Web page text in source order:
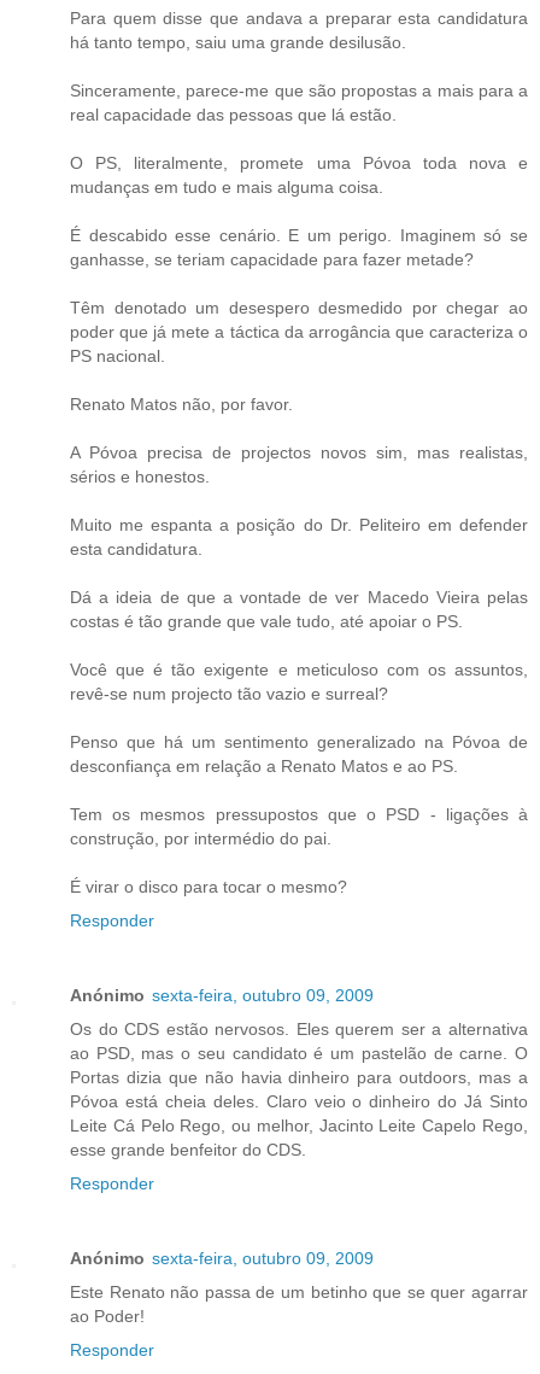
Para quem disse que andava a preparar esta candidatura
há tanto tempo, saiu uma grande desilusão.
Sinceramente, parece-me que são propostas a mais para a
real capacidade das pessoas que lá estão.
O PS, literalmente, promete uma Póvoa toda nova e
mudanças em tudo e mais alguma coisa.
É descabido esse cenário. E um perigo. Imaginem só se
ganhasse, se teriam capacidade para fazer metade?
Têm denotado um desespero desmedido por chegar ao
poder que já mete a táctica da arrogância que caracteriza o
PS nacional.
Renato Matos não, por favor.
A Póvoa precisa de projectos novos sim, mas realistas,
sérios e honestos.
Muito me espanta a posição do Dr. Peliteiro em defender
esta candidatura.
Dá a ideia de que a vontade de ver Macedo Vieira pelas
costas é tão grande que vale tudo, até apoiar o PS.
Você que é tão exigente e meticuloso com os assuntos,
revê-se num projecto tão vazio e surreal?
Penso que há um sentimento generalizado na Póvoa de
desconfiança em relação a Renato Matos e ao PS.
Tem os mesmos pressupostos que o PSD - ligações à
construção, por intermédio do pai.
É virar o disco para tocar o mesmo?
Responder
Anónimo sexta-feira, outubro 09, 2009
Os do CDS estão nervosos. Eles querem ser a alternativa
ao PSD, mas o seu candidato é um pastelão de carne. O
Portas dizia que não havia dinheiro para outdoors, mas a
Póvoa está cheia deles. Claro veio o dinheiro do Já Sinto
Leite Cá Pelo Rego, ou melhor, Jacinto Leite Capelo Rego,
esse grande benfeitor do CDS.
Responder
Anónimo sexta-feira, outubro 09, 2009
Este Renato não passa de um betinho que se quer agarrar
ao Poder!
Responder